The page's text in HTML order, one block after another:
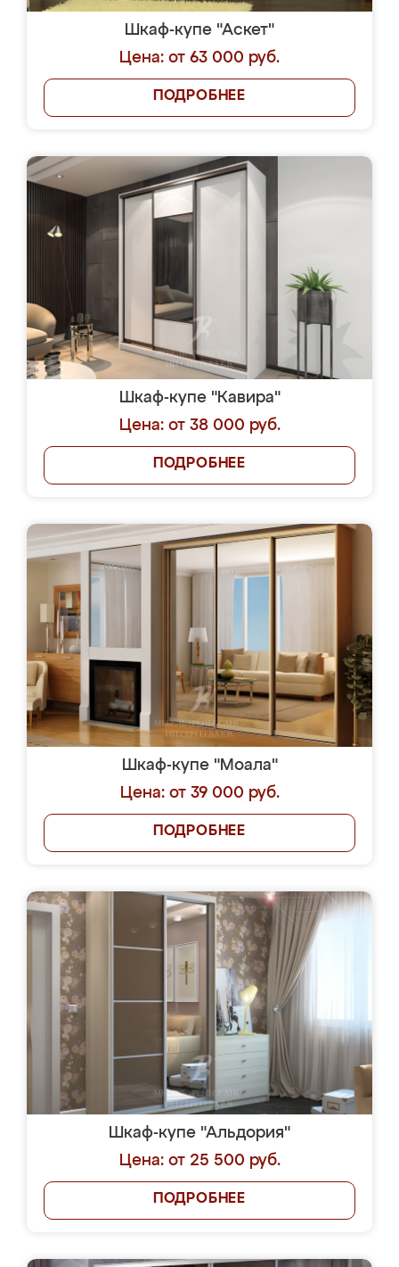
Шкаф-купе "Аскет"
Цена: от 63 000 руб.
ПОДРОБНЕЕ
Шкаф-купе "Кавира"
Цена: от 38 000 руб.
ПОДРОБНЕЕ
Шкаф-купе "Моала"
Цена: от 39 000 руб.
ПОДРОБНЕЕ
Шкаф-купе "Альдория"
Цена: от 25 500 руб.
ПОДРОБНЕЕ